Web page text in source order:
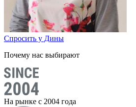
Спросить у Дины
Почему нас выбирают
На рынке с 2004 года